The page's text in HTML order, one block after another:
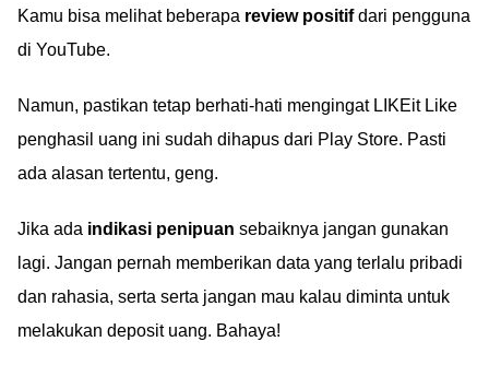
Kamu bisa melihat beberapa review positifdari pengguna
di YouTube.
Namun, pastikan tetap berhati-hati mengingat LIKEit Like
penghasil uang ini sudah dihapus dari Play Store. Pasti
ada alasan tertentu, geng.
Jika ada indikasi penipuan sebaiknya jangan gunakan
lagi. Jangan pernah memberikan data yang terlalu pribadi
dan rahasia, serta serta jangan mau kalau diminta untuk
melakukan deposit uang. Bahaya!